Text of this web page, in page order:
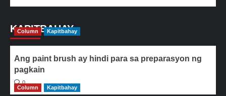
KAPITBAHAY
Column Kapitbahay
Ang paint brush ay hindi para sa preparasyon ng
pagkain
0
Column
Kapitbahay